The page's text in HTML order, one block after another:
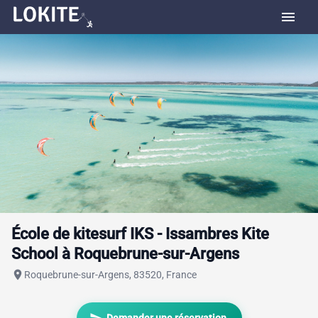
menu
École de kitesurf IKS - Issambres Kite
School à Roquebrune-sur-Argens
place Roquebrune-sur-Argens, 83520, France